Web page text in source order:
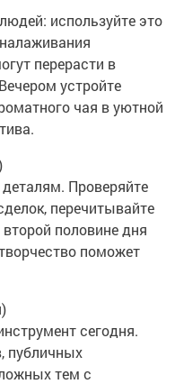
используйте это
перерасти в
устройте
чая в уютной
Проверяйте
перечитывайте
половине дня
поможет
сегодня.
публичных
тем с